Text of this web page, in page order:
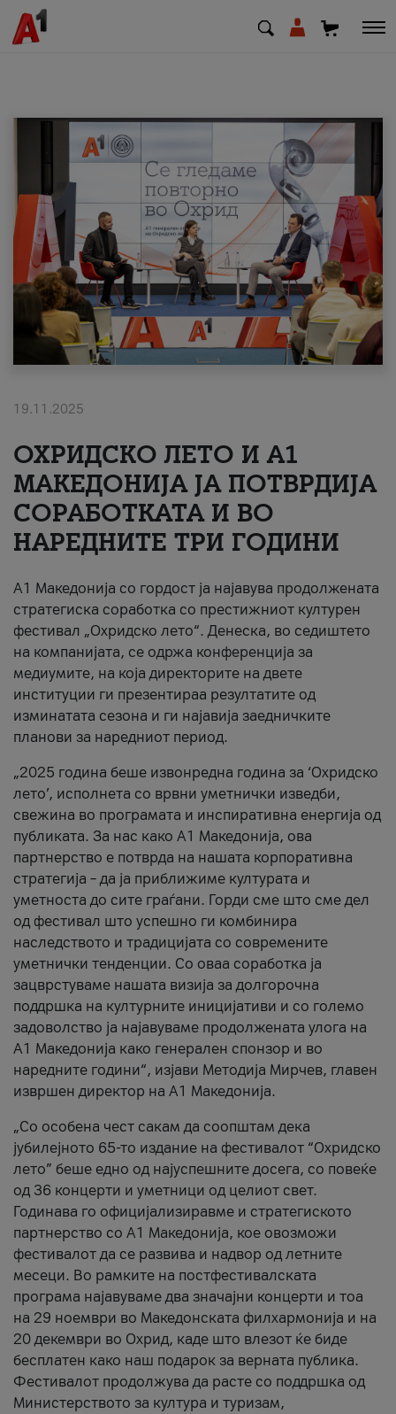
МК SQ
Приватни Деловни
Поддршка
Надополни кредит
#ПодобарОнлајн
19.11.2025
ОХРИДСКО ЛЕТО И A1
МАКЕДОНИЈА ЈА ПОТВРДИЈА
СОРАБОТКАТА И ВО
НАРЕДНИТЕ ТРИ ГОДИНИ
A1 Македонија со гордост ја најавува продолжената
стратегиска соработка со престижниот културен
фестивал „Охридско лето“. Денеска, во седиштето
на компанијата, се одржа конференција за
медиумите, на која директорите на двете
институции ги презентираа резултатите од
изминатата сезона и ги најавија заедничките
планови за наредниот период.
„2025 година беше извонредна година за ‘Охридско
лето’, исполнета со врвни уметнички изведби,
свежина во програмата и инспиративна енергија од
публиката. За нас како A1 Македонија, ова
партнерство е потврда на нашата корпоративна
стратегија – да ја приближиме културата и
уметноста до сите граѓани. Горди сме што сме дел
од фестивал што успешно ги комбинира
наследството и традицијата со современите
уметнички тенденции. Со оваа соработка ја
зацврстуваме нашата визија за долгорочна
поддршка на културните иницијативи и со големо
задоволство ја најавуваме продолжената улога на
A1 Македонија како генерален спонзор и во
наредните години“, изјави Методија Мирчев, главен
извршен директор на A1 Македонија.
„Со особена чест сакам да соопштам дека
јубилејното 65-то издание на фестивалот “Охридско
лето” беше едно од најуспешните досега, со повеќе
од 36 концерти и уметници од целиот свет.
Годинава го официјализиравме и стратегиското
партнерство со А1 Македонија, кое овозможи
фестивалот да се развива и надвор од летните
месеци. Во рамките на постфестивалската
програма најавуваме два значајни концерти и тоа
на 29 ноември во Македонската филхармонија и на
20 декември во Охрид, каде што влезот ќе биде
бесплатен како наш подарок за верната публика.
Фестивалот продолжува да расте со поддршка од
Министерството за култура и туризам,